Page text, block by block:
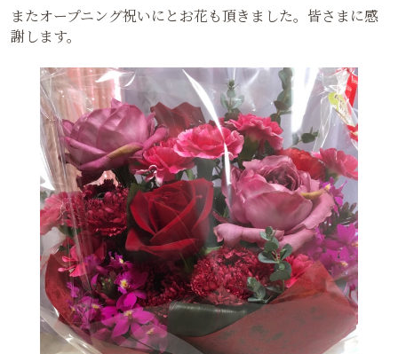
またオープニング祝いにとお花も頂きました。皆さまに感
謝します。